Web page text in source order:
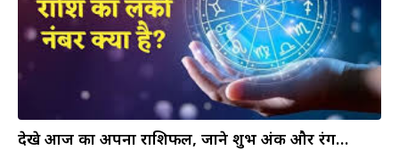
देखे आज का अपना राशिफल, जाने शुभ अंक और रंग…